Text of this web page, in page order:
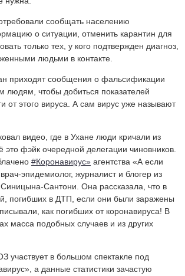
сообщать населению
о ситуации, отменить карантин для
только тех, у кого подтвержден диагноз,
людьми в контакте.
приходят сообщения о фальсификации
людям, чтобы добиться показателей
от этого вируса. А сам вирус уже называют
видео, где в Ухане люди кричали из
это фэйк очередной делегации чиновников.
#Коронавирус» агентства «А если
эпидемиолог, журналист и блогер из
Сантони. Она рассказала, что в
погибших в ДТП, если они были заражены
как погибших от коронавируса! В
масса подобных случаев и из других
участвует в большом спектакле под
а данные статистики зачастую